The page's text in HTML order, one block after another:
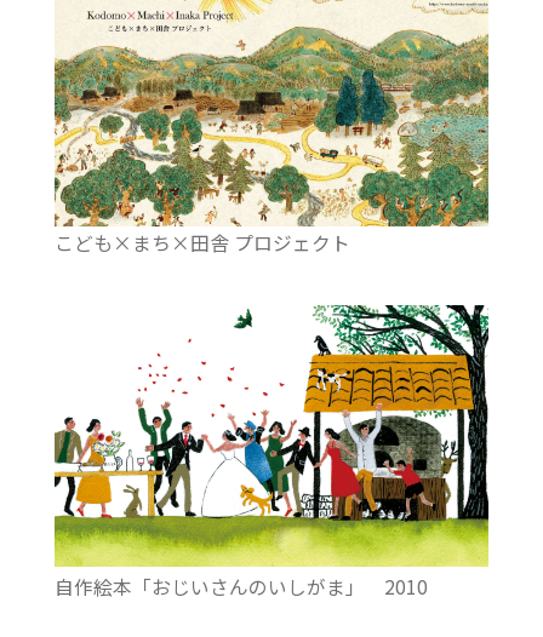
こども×まち×田舎 プロジェクト
自作絵本「おじいさんのいしがま」 2010